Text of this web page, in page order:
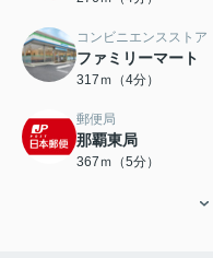
コンビニエンスストア
ファミリーマート
317ｍ（4分）
郵便局
那覇東局
367ｍ（5分）